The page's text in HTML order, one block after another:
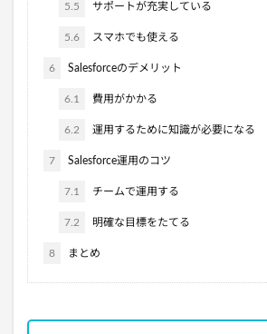
5.5 サポートが充実している
5.6 スマホでも使える
6 Salesforceのデメリット
6.1 費用がかかる
6.2 運用するために知識が必要になる
7 Salesforce運用のコツ
7.1 チームで運用する
7.2 明確な目標をたてる
8 まとめ